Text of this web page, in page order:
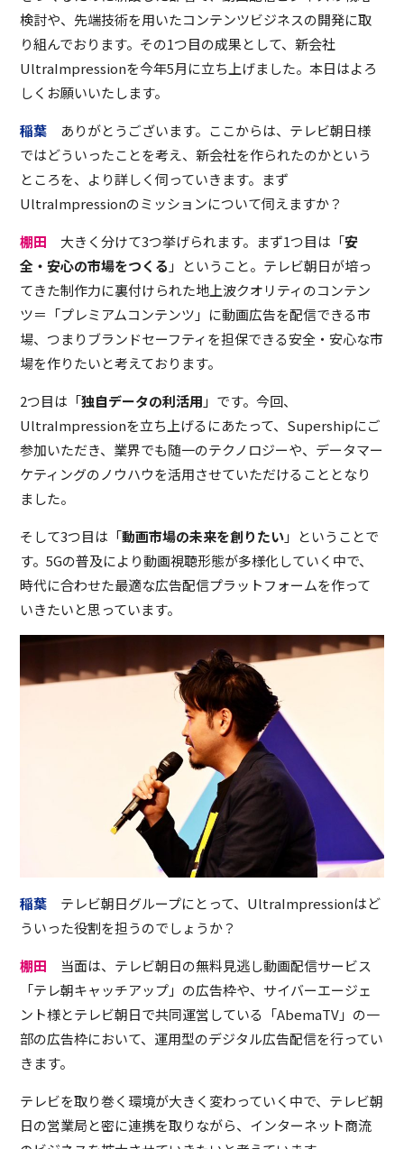
検討や、先端技術を用いたコンテンツビジネスの開発に取
り組んでおります。その1つ目の成果として、新会社
UltraImpressionを今年5月に立ち上げました。本日はよろ
しくお願いいたします。
稲葉 ありがとうございます。ここからは、テレビ朝日様
ではどういったことを考え、新会社を作られたのかという
ところを、より詳しく伺っていきます。まず
UltraImpressionのミッションについて伺えますか？
棚田 大きく分けて3つ挙げられます。まず1つ目は「安
全・安心の市場をつくる 」ということ。テレビ朝日が培っ
てきた制作力に裏付けられた地上波クオリティのコンテン
ツ＝「プレミアムコンテンツ」に動画広告を配信できる市
場、つまりブランドセーフティを担保できる安全・安心な市
場を作りたいと考えております。
2つ目は「独自データの利活用 」です。今回、
UltraImpressionを立ち上げるにあたって、Supershipにご
参加いただき、業界でも随一のテクノロジーや、データマー
ケティングのノウハウを活用させていただけることとなり
ました。
そして3つ目は「動画市場の未来を創りたい」ということで
す。5Gの普及により動画視聴形態が多様化していく中で、
時代に合わせた最適な広告配信プラットフォームを作って
いきたいと思っています。
稲葉 テレビ朝日グループにとって、UltraImpressionはど
ういった役割を担うのでしょうか？
棚田 当面は、テレビ朝日の無料見逃し動画配信サービス
「テレ朝キャッチアップ」の広告枠や、サイバーエージェ
ント様とテレビ朝日で共同運営している「AbemaTV」の一
部の広告枠において、運用型のデジタル広告配信を行ってい
きます。
テレビを取り巻く環境が大きく変わっていく中で、テレビ朝
日の営業局と密に連携を取りながら、インターネット商流